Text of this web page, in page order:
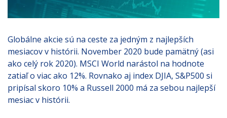
Globálne akcie sú na ceste za jedným z najlepších
mesiacov v histórii. November 2020 bude pamätný (asi
ako celý rok 2020). MSCI World narástol na hodnote
zatiaľ o viac ako 12%. Rovnako aj index DJIA, S&P500 si
pripísal skoro 10% a Russell 2000 má za sebou najlepší
mesiac v histórii.